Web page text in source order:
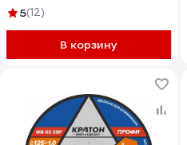
5(12)
В корзину